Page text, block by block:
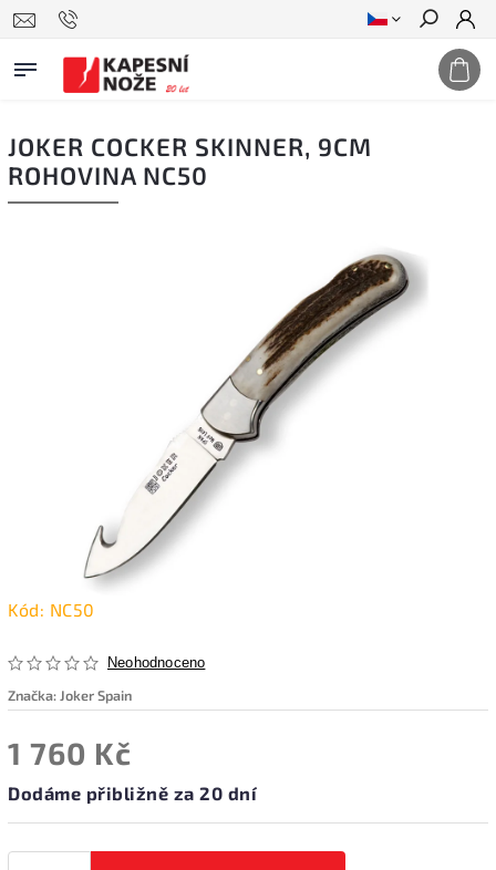
Hledat
JOKER COCKER SKINNER, 9CM
ROHOVINA NC50
Kód: NC50
Neohodnoceno
Značka: Joker Spain
1 760 Kč
Dodáme přibližně za 20 dní